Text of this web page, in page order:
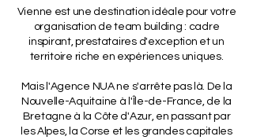
Vienne est une destination idéale pour votre
organisation de team building : cadre
inspirant, prestataires d'exception et un
territoire riche en expériences uniques.
Mais l'Agence NUA ne s'arrête pas là. De la
Nouvelle-Aquitaine à l'Île-de-France, de la
Bretagne à la Côte d'Azur, en passant par
les Alpes, la Corse et les grandes capitales